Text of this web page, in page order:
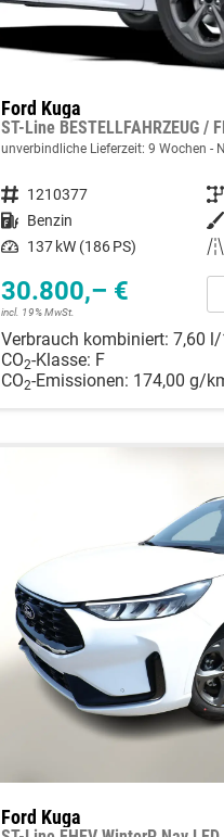
Ford Kuga
ST-Line BESTELLFAHRZEUG /
unverbindliche Lieferzeit: 9 Wochen
Fahrzeugnummer 1210377 Getriebe
Kraftstoff Benzin Außenfarbe
Leistung 137 kW (186 PS) Kilometerstand
30.800,– €
incl. 19% MwSt.
Verbrauch kombiniert: 7,60
CO2-Klasse: F
CO2-Emissionen: 174,00 g/
Ford Kuga